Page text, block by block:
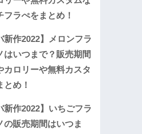
フラぺをまとめ！
新作2022】メロンフラ
はいつまで？販売期間
カロリーや無料カスタ
とめ！
新作2022】いちごフラ
の販売期間はいつま